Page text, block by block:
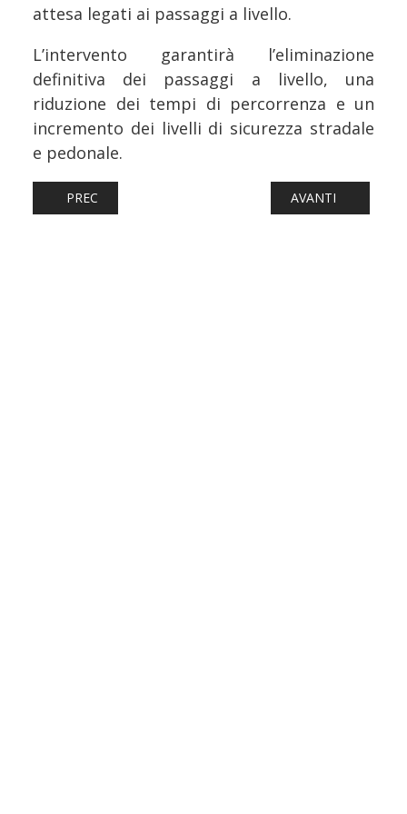
attesa legati ai passaggi a livello.
L’intervento garantirà l’eliminazione
definitiva dei passaggi a livello, una
riduzione dei tempi di percorrenza e un
incremento dei livelli di sicurezza stradale
e pedonale.
ARTICOLO PRECEDENTE: FERROVIE: LA STAZIONE DI
PREC ARTICOLO
AVANTI